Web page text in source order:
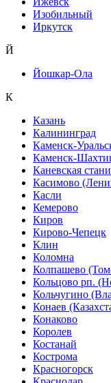
Изобильный
Иркутск
Й
Йошкар-Ола
К
Казань
Калининград
Каменск-
Каменск-
Каневская
Касимово
Касли
Кемерово
Киров
Кирово-Чепецк
Клин
Коломна
Колпашево
Кольцово рп.
Кольчугино
Конаев
Конаково
Королев
Костанай
Кострома
Красногорск